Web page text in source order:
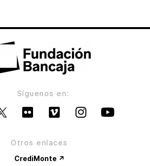
Síguenos en:
Otros enlaces
CrediMonte ↗